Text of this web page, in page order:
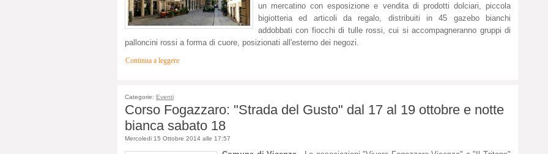
un mercatino con esposizione e vendita di prodotti dolciari, piccola
bigiotteria ed articoli da regalo, distribuiti in 45 gazebo bianchi
addobbati con fiocchi di tulle rossi, cui si accompagneranno gruppi di
palloncini rossi a forma di cuore, posizionati all'esterno dei negozi.
Continua a leggere
Categorie: Eventi
Corso Fogazzaro: "Strada del Gusto" dal 17 al 19 ottobre e notte
bianca sabato 18
Mercoledi 15 Ottobre 2014 alle 17:57